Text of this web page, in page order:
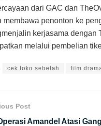
dari GAC dan
membawa penonton ke
kerjasama dengan
melalui pembelian
cek toko sebelah film
Post
Amandel Atasi